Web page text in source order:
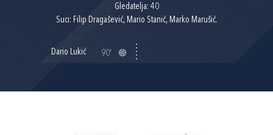
Gledatelja: 40
Suci: Filip Dragašević, Mario Stanić, Marko Marušić.
Dario Lukić 90'